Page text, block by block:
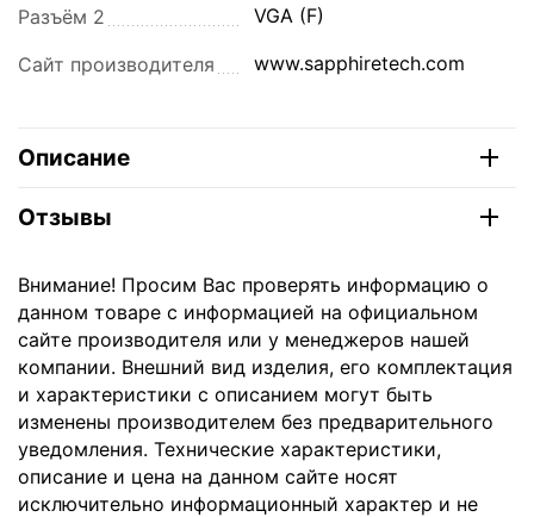
Разъём 2 VGA (F)
Сайт производителя www.sapphiretech.com
Описание
Отзывы
Внимание! Просим Вас проверять информацию о
данном товаре с информацией на официальном
сайте производителя или у менеджеров нашей
компании. Внешний вид изделия, его комплектация
и характеристики с описанием могут быть
изменены производителем без предварительного
уведомления. Технические характеристики,
описание и цена на данном сайте носят
исключительно информационный характер и не